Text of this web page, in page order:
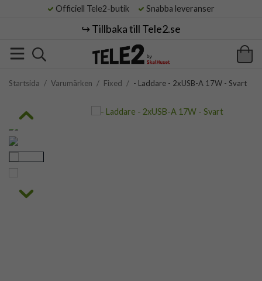
Officiell Tele2-butik Snabba leveranser
↪️ Tillbaka till Tele2.se
Startsida / Varumärken / Fixed / - Laddare - 2xUSB-A 17W - Svart